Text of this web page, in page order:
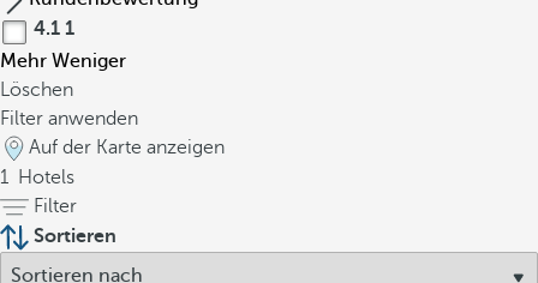
4.1 1
Mehr Weniger
Löschen
Filter anwenden
Auf der Karte anzeigen
1 Hotels
Filter
Sortieren